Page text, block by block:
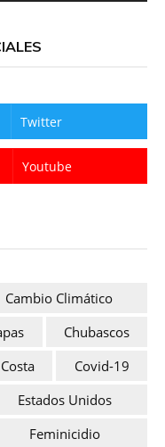
Twitter
Youtube
Cambio Climático
Chubascos
Costa
Covid-19
Estados Unidos
Feminicidio